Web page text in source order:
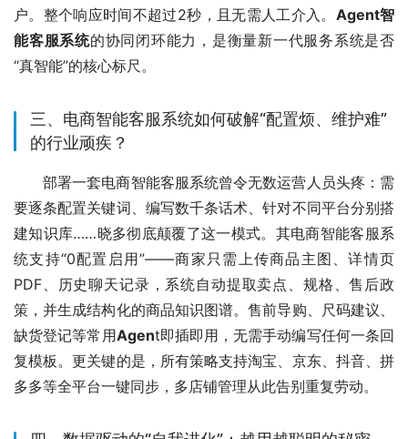
户。整个响应时间不超过2秒，且无需人工介入。 Agent智
能客服系统的协同闭环能力，是衡量新一代服务系统是否
“真智能”的核心标尺。
三、电商智能客服系统如何破解“配置烦、维护难”
的行业顽疾？
部署一套电商智能客服系统曾令无数运营人员头疼：需
要逐条配置关键词、编写数千条话术、针对不同平台分别搭
建知识库……晓多彻底颠覆了这一模式。其电商智能客服系
统支持“0配置启用”——商家只需上传商品主图、详情页
PDF、历史聊天记录，系统自动提取卖点、规格、售后政
策，并生成结构化的商品知识图谱。售前导购、尺码建议、
缺货登记等常用Agent即插即用，无需手动编写任何一条回
复模板。更关键的是，所有策略支持淘宝、京东、抖音、拼
多多等全平台一键同步，多店铺管理从此告别重复劳动。